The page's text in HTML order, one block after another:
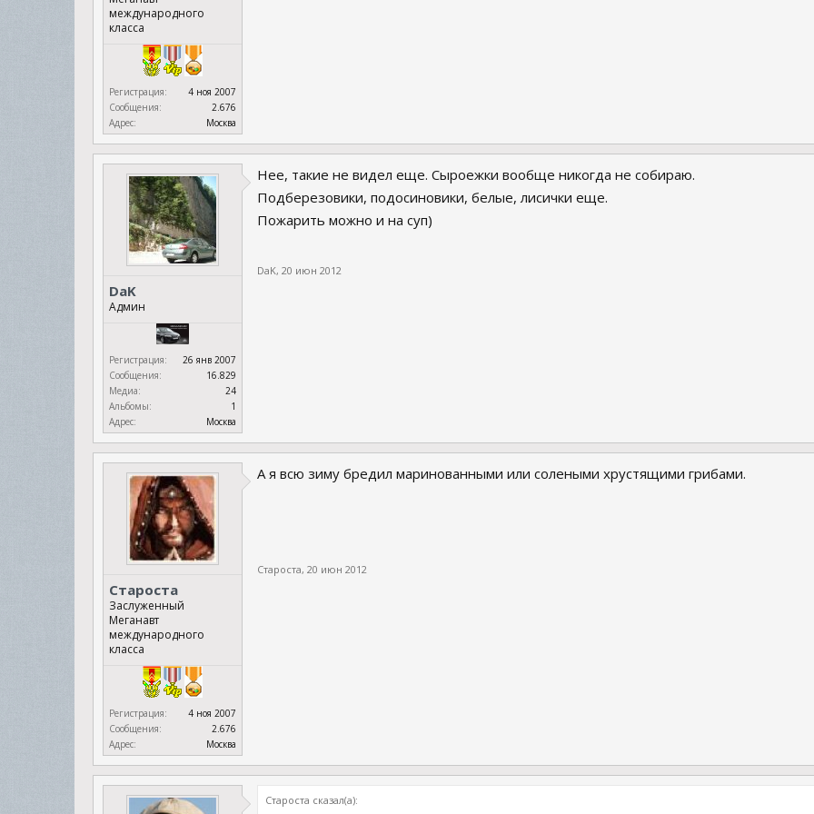
международного
класса
Регистрация:
4 ноя 2007
Сообщения:
2.676
Адрес:
Москва
DaK
Админ
Регистрация:
26 янв 2007
Сообщения:
16.829
Медиа:
24
Альбомы:
1
Адрес:
Москва
Нее, такие не видел еще. Сыроежки вообще никогда не собираю.
Подберезовики, подосиновики, белые, лисички еще.
Пожарить можно и на суп)
DaK, 20 июн 2012
Староста
Заслуженный
Меганавт
международного
класса
Регистрация:
4 ноя 2007
Сообщения:
2.676
Адрес:
Москва
А я всю зиму бредил маринованными или солеными хрустящими грибами.
Староста, 20 июн 2012
Староста сказал(а):